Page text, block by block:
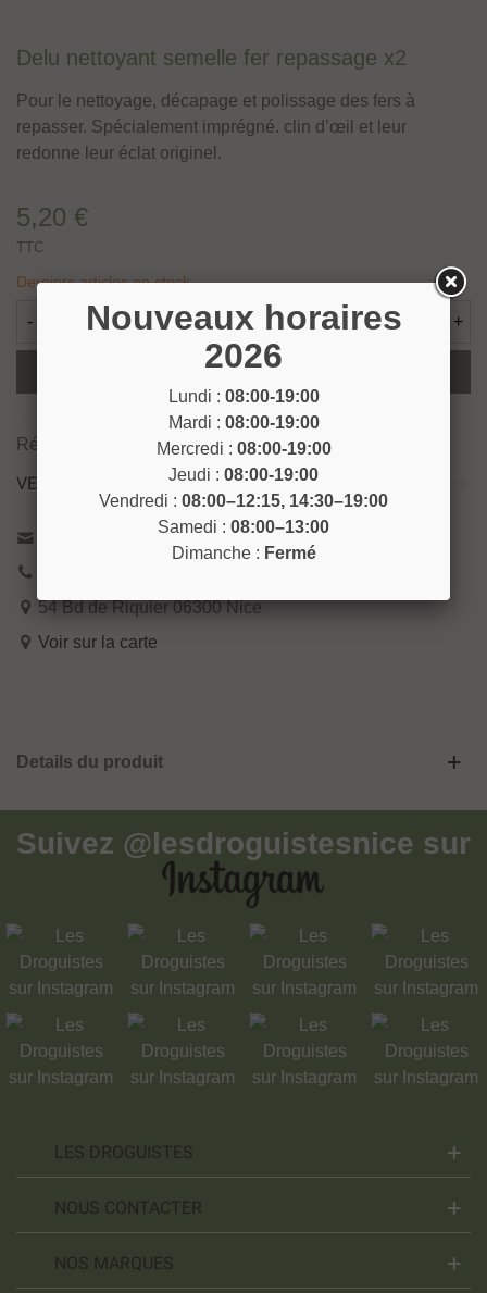
Delu nettoyant semelle fer repassage x2
Pour le nettoyage, décapage et polissage des fers à
repasser. Spécialement imprégné. clin d’œil et leur
redonne leur éclat originel.
5,20 €
TTC
Derniers articles en stock
- +
Ajouter Au Panier
Référence: NET27
VENEZ NOUS RENCONTRER !
Contactez-nous
54 Bd de Riquier 06300 Nice
Voir sur la carte
Details du produit
Suivez @lesdroguistesnice sur
LES DROGUISTES
NOUS CONTACTER
NOS MARQUES
Nouveaux horaires
2026
Lundi : 08:00-19:00
Mardi : 08:00-19:00
Mercredi : 08:00-19:00
Jeudi : 08:00-19:00
Vendredi : 08:00–12:15, 14:30–19:00
Samedi : 08:00–13:00
Dimanche : Fermé